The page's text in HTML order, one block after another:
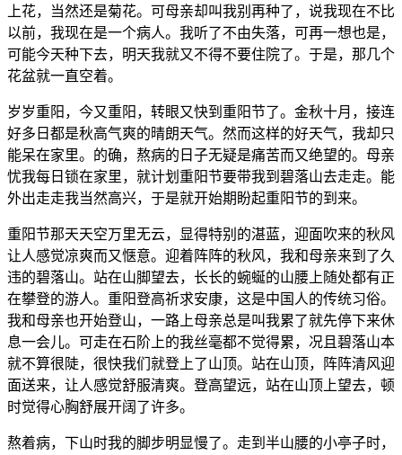
上花，当然还是菊花。可母亲却叫我别再种了，说我现在不比
以前，我现在是一个病人。我听了不由失落，可再一想也是，
可能今天种下去，明天我就又不得不要住院了。于是，那几个
花盆就一直空着。
岁岁重阳，今又重阳，转眼又快到重阳节了。金秋十月，接连
好多日都是秋高气爽的晴朗天气。然而这样的好天气，我却只
能呆在家里。的确，熬病的日子无疑是痛苦而又绝望的。母亲
忧我每日锁在家里，就计划重阳节要带我到碧落山去走走。能
外出走走我当然高兴，于是就开始期盼起重阳节的到来。
重阳节那天天空万里无云，显得特别的湛蓝，迎面吹来的秋风
让人感觉凉爽而又惬意。迎着阵阵的秋风，我和母亲来到了久
违的碧落山。站在山脚望去，长长的蜿蜒的山腰上随处都有正
在攀登的游人。重阳登高祈求安康，这是中国人的传统习俗。
我和母亲也开始登山，一路上母亲总是叫我累了就先停下来休
息一会儿。可走在石阶上的我丝毫都不觉得累，况且碧落山本
就不算很陡，很快我们就登上了山顶。站在山顶，阵阵清风迎
面送来，让人感觉舒服清爽。登高望远，站在山顶上望去，顿
时觉得心胸舒展开阔了许多。
熬着病，下山时我的脚步明显慢了。走到半山腰的小亭子时，